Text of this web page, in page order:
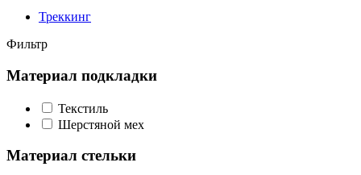
Треккинг
Фильтр
Материал подкладки
Текстиль
Шерстяной мех
Материал стельки